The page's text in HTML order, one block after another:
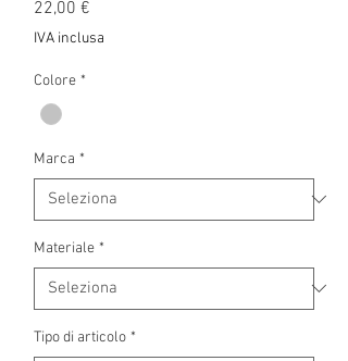
22,00 €
IVA inclusa
Colore *
Marca *
Materiale *
Tipo di articolo *